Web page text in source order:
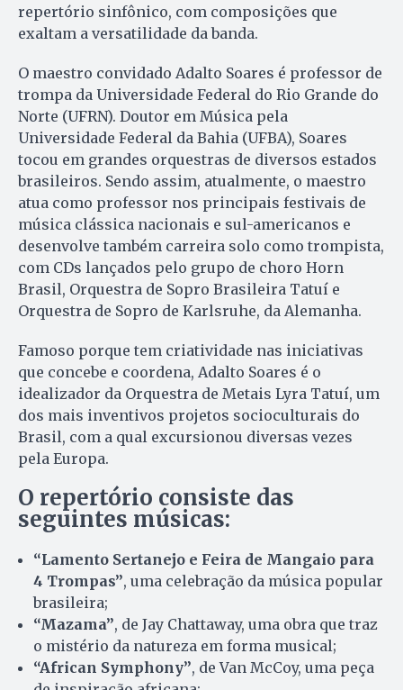
repertório sinfônico, com composições que
exaltam a versatilidade da banda.
O maestro convidado Adalto Soares é professor de
trompa da Universidade Federal do Rio Grande do
Norte (UFRN). Doutor em Música pela
Universidade Federal da Bahia (UFBA), Soares
tocou em grandes orquestras de diversos estados
brasileiros. Sendo assim, atualmente, o maestro
atua como professor nos principais festivais de
música clássica nacionais e sul-americanos e
desenvolve também carreira solo como trompista,
com CDs lançados pelo grupo de choro Horn
Brasil, Orquestra de Sopro Brasileira Tatuí e
Orquestra de Sopro de Karlsruhe, da Alemanha.
Famoso porque tem criatividade nas iniciativas
que concebe e coordena, Adalto Soares é o
idealizador da Orquestra de Metais Lyra Tatuí, um
dos mais inventivos projetos socioculturais do
Brasil, com a qual excursionou diversas vezes
pela Europa.
O repertório consiste das
seguintes músicas:
“Lamento Sertanejo e Feira de Mangaio para
4 Trompas”, uma celebração da música popular
brasileira;
“Mazama”, de Jay Chattaway, uma obra que traz
o mistério da natureza em forma musical;
“African Symphony”, de Van McCoy, uma peça